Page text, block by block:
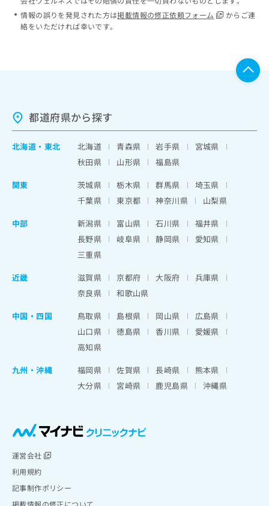
情報の誤りを発見された方は掲載情報の修正依頼フォーム
からご連
絡をいただければ幸いです。
都道府県から探す
北海道 ・ 東北 北海道 青森県 岩手県
宮城県
秋田県
山形県
福島県
関東
茨城県 栃木県 群馬県
埼玉県
千葉県
東京都 神奈川県
山梨県
中部
新潟県 富山県 石川県
福井県
長野県
岐阜県 静岡県
愛知県
三重県
近畿
滋賀県 京都府 大阪府
兵庫県
奈良県
和歌山県
中国・四国
鳥取県 島根県 岡山県
広島県
山口県
徳島県 香川県
愛媛県
高知県
九州・沖縄
福岡県 佐賀県 長崎県
熊本県
大分県
宮崎県 鹿児島県 沖縄県
運営会社
利用規約
記事制作ポリシー
掲載情報の修正について